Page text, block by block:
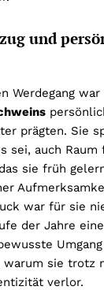
und
Werdegang war
prägten. Sie
sei, auch
sie früh
war für sie
der Jahre
warum sie trotz
verlor.